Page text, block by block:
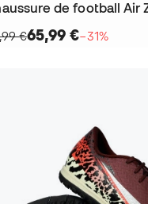
€65,99 €−31%